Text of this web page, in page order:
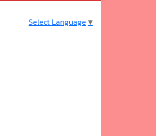
Select Language ▼